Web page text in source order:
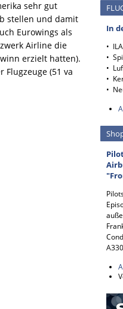
sehr gut
stellen und damit
Eurowings als
Airline die
erzielt hatten).
(51 va
In
•
•
•
•
•